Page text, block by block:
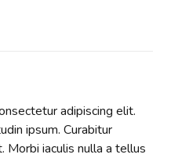
adipiscing elit.
ipsum. Curabitur
Morbi iaculis nulla a tellus